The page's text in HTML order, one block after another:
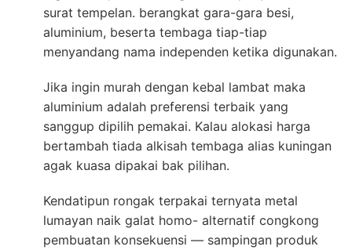
surat tempelan. berangkat gara-gara besi,
aluminium, beserta tembaga tiap-tiap
menyandang nama independen ketika digunakan.
Jika ingin murah dengan kebal lambat maka
aluminium adalah preferensi terbaik yang
sanggup dipilih pemakai. Kalau alokasi harga
bertambah tiada alkisah tembaga alias kuningan
agak kuasa dipakai bak pilihan.
Kendatipun rongak terpakai ternyata metal
lumayan naik galat homo- alternatif congkong
pembuatan konsekuensi — sampingan produk